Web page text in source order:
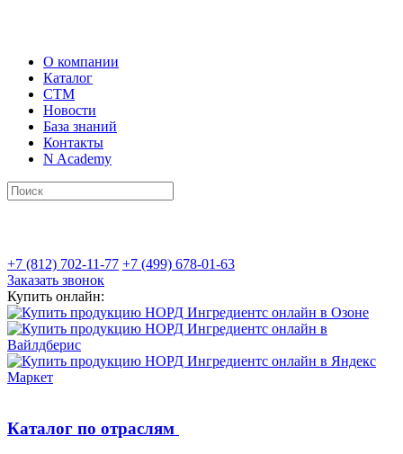
О компании
Каталог
СТМ
Новости
База знаний
Контакты
N Academy
+7 (812) 702-11-77 +7 (499) 678-01-63
Заказать звонок
Купить онлайн:
Каталог по отраслям